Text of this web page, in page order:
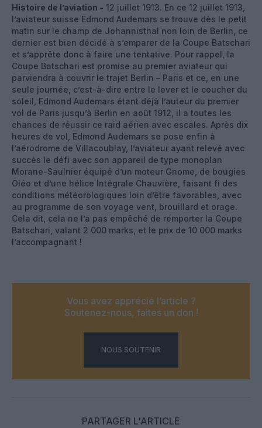
Histoire de l’aviation - 12 juillet 1913. En ce 12 juillet 1913,
l’aviateur suisse Edmond Audemars se trouve dès le petit
matin sur le champ de Johannisthal non loin de Berlin, ce
dernier est bien décidé à s’emparer de la Coupe Batschari
et s’apprête donc à faire une tentative. Pour rappel, la
Coupe Batschari est promise au premier aviateur qui
parviendra à couvrir le trajet Berlin – Paris et ce, en une
seule journée, c’est-à-dire entre le lever et le coucher du
soleil, Edmond Audemars étant déjà l’auteur du premier
vol de Paris jusqu’à Berlin en août 1912, il a toutes les
chances de réussir ce raid aérien avec escales. Après dix
heures de vol, Edmond Audemars se pose enfin à
l’aérodrome de Villacoublay, l’aviateur ayant relevé avec
succès le défi avec son appareil de type monoplan
Morane-Saulnier équipé d’un moteur Gnome, de bougies
Oléo et d’une hélice Intégrale Chauvière, faisant fi des
conditions météorologiques loin d’être favorables, avec
au programme de son voyage vent, brouillard et orage.
Cela dit, cela ne l’a pas empêché de remporter la Coupe
Batschari, valant 2 000 marks, et le prix de 10 000 marks
l’accompagnant !
Vous avez apprécié l’article ?
Soutenez-nous, faites un don !
NOUS SOUTENIR
PARTAGER L'ARTICLE